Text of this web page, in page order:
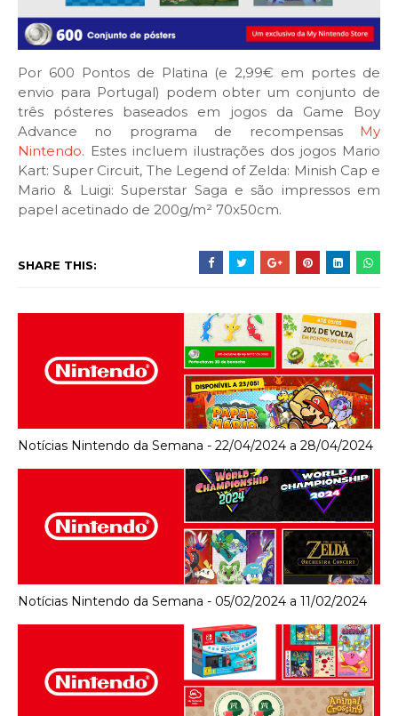
Por 600 Pontos de Platina (e 2,99€ em portes de
envio para Portugal) podem obter um conjunto de
três pósteres baseados em jogos da Game Boy
Advance no programa de recompensas My
Nintendo. Estes incluem ilustrações dos jogos Mario
Kart: Super Circuit, The Legend of Zelda: Minish Cap e
Mario & Luigi: Superstar Saga e são impressos em
papel acetinado de 200g/m² 70x50cm.
SHARE THIS:
Notícias Nintendo da Semana - 22/04/2024 a 28/04/2024
Notícias Nintendo da Semana - 05/02/2024 a 11/02/2024